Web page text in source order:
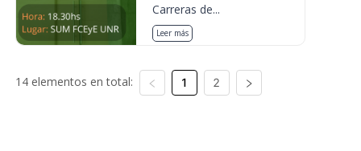
Carreras de...
Leer más
14 elementos en total: 1 2